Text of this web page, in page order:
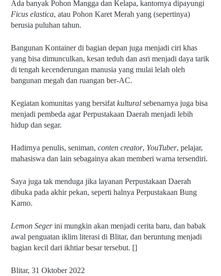
Ficus elastica, atau Pohon Karet Merah yang (sepertinya)
berusia puluhan tahun.
Bangunan Kontainer di bagian depan juga menjadi ciri khas
yang bisa dimunculkan, kesan teduh dan asri menjadi daya tarik
di tengah kecenderungan manusia yang mulai lelah oleh
bangunan megah dan ruangan ber-AC.
Kegiatan komunitas yang bersifat kultural sebenarnya juga bisa
menjadi pembeda agar Perpustakaan Daerah menjadi lebih
hidup dan segar.
Hadirnya penulis, seniman, conten creator, YouTuber, pelajar,
mahasiswa dan lain sebagainya akan memberi warna tersendiri.
Saya juga tak menduga jika layanan Perpustakaan Daerah
dibuka pada akhir pekan, seperti halnya Perpustakaan Bung
Karno.
Lemon Seger ini mungkin akan menjadi cerita baru, dan babak
awal penguatan iklim literasi di Blitar, dan beruntung menjadi
bagian kecil dari ikhtiar besar tersebut. []
Blitar, 31 Oktober 2022